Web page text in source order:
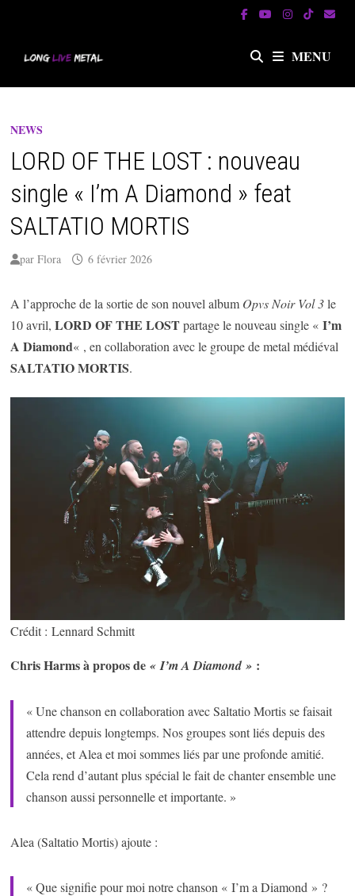
MENU
NEWS
LORD OF THE LOST : nouveau
single « I’m A Diamond » feat
SALTATIO MORTIS
parFlora 6 février 2026
A l’approche de la sortie de son nouvel album Opvs Noir Vol 3le
10 avril,LORD OF THE LOSTpartage le nouveau single «I’m
A Diamond« , en collaboration avec le groupe de metal médiéval
SALTATIO MORTIS.
Crédit : Lennard Schmitt
Chris Harms à propos de« I’m A Diamond » :
« Une chanson en collaboration avec Saltatio Mortis se faisait
attendre depuis longtemps. Nos groupes sont liés depuis des
années, et Alea et moi sommes liés par une profonde amitié.
Cela rend d’autant plus spécial le fait de chanter ensemble une
chanson aussi personnelle et importante. »
Alea (Saltatio Mortis) ajoute :
« Que signifie pour moi notre chanson « I’m a Diamond » ?